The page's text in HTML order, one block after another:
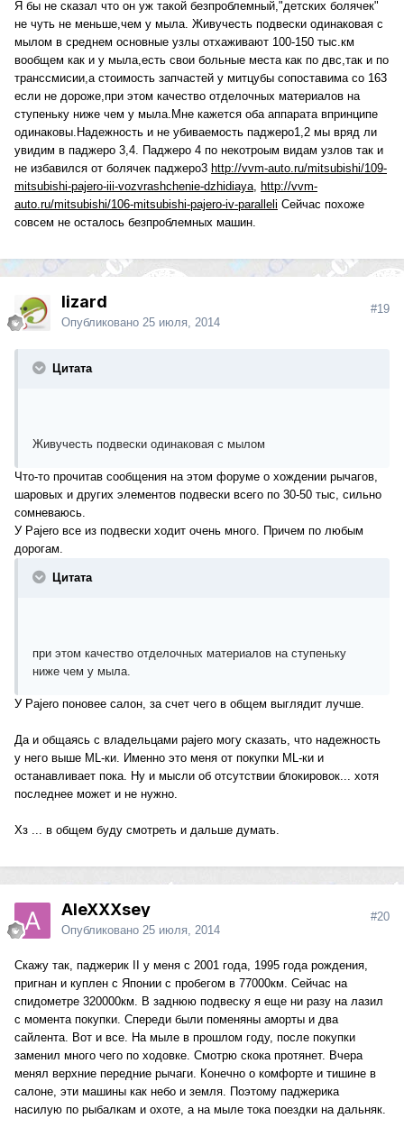
Я бы не сказал что он уж такой безпроблемный,"детских болячек"
не чуть не меньше,чем у мыла. Живучесть подвески одинаковая с
мылом в среднем основные узлы отхаживают 100-150 тыс.км
вообщем как и у мыла,есть свои больные места как по двс,так и по
транссмисии,а стоимость запчастей у митцубы сопоставима со 163
если не дороже,при этом качество отделочных материалов на
ступеньку ниже чем у мыла.Мне кажется оба аппарата впринципе
одинаковы.Надежность и не убиваемость паджеро1,2 мы вряд ли
увидим в паджеро 3,4. Паджеро 4 по некотроым видам узлов так и
не избавился от болячек паджеро3 http://vvm-auto.ru/mitsubishi/109-
mitsubishi-pajero-iii-vozvrashchenie-dzhidiaya, http://vvm-
auto.ru/mitsubishi/106-mitsubishi-pajero-iv-paralleli Сейчас похоже
совсем не осталось безпроблемных машин.
lizard
Опубликовано 25 июля, 2014
#19
Цитата
Живучесть подвески одинаковая с мылом
Что-то прочитав сообщения на этом форуме о хождении рычагов,
шаровых и других элементов подвески всего по 30-50 тыс, сильно
сомневаюсь.
У Pajero все из подвески ходит очень много. Причем по любым
дорогам.
Цитата
при этом качество отделочных материалов на ступеньку
ниже чем у мыла.
У Pajero поновее салон, за счет чего в общем выглядит лучше.
Да и общаясь с владельцами pajero могу сказать, что надежность
у него выше ML-ки. Именно это меня от покупки ML-ки и
останавливает пока. Ну и мысли об отсутствии блокировок... хотя
последнее может и не нужно.
Хз ... в общем буду смотреть и дальше думать.
AleXXXsey
Опубликовано 25 июля, 2014
#20
Скажу так, паджерик II у меня с 2001 года, 1995 года рождения,
пригнан и куплен с Японии с пробегом в 77000км. Сейчас на
спидометре 320000км. В заднюю подвеску я еще ни разу на лазил
с момента покупки. Спереди были поменяны аморты и два
сайлента. Вот и все. На мыле в прошлом году, после покупки
заменил много чего по ходовке. Смотрю скока протянет. Вчера
менял верхние передние рычаги. Конечно о комфорте и тишине в
салоне, эти машины как небо и земля. Поэтому паджерика
насилую по рыбалкам и охоте, а на мыле тока поездки на дальняк.